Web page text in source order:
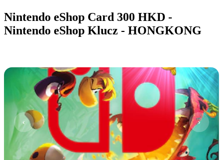
Nintendo eShop Card 300 HKD -
Nintendo eShop Klucz - HONGKONG